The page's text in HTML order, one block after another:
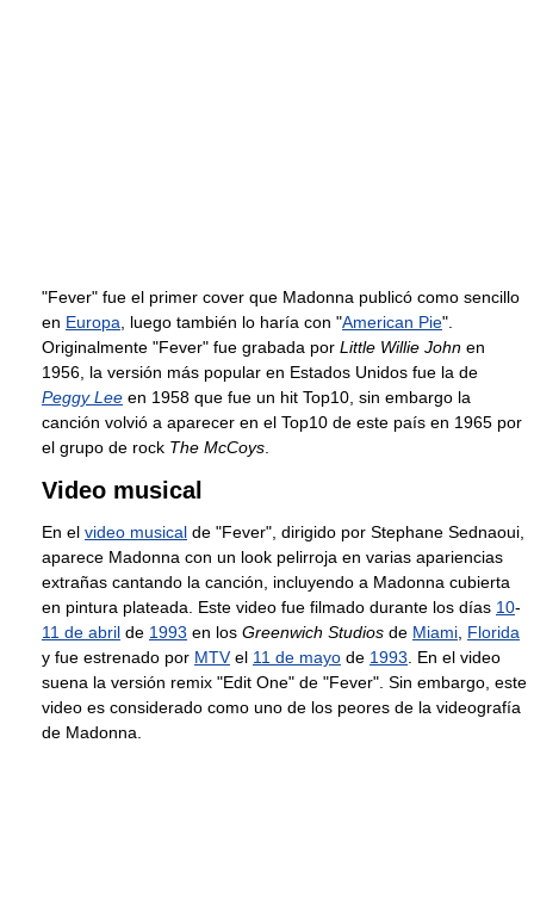
"Fever" fue el primer cover que Madonna publicó como sencillo
en Europa , luego también lo haría con "American Pie".
Originalmente "Fever" fue grabada por Little Willie John en
1956, la versión más popular en Estados Unidos fue la de
Peggy Lee en 1958 que fue un hit Top10, sin embargo la
canción volvió a aparecer en el Top10 de este país en 1965 por
el grupo de rock The McCoys
Video musical
En el video musical de "Fever", dirigido por Stephane Sednaoui,
aparece Madonna con un look pelirroja en varias apariencias
extrañas cantando la canción, incluyendo a Madonna cubierta
en pintura plateada. Este video fue filmado durante los días 10-
11 de abril de 1993 en los Greenwich Studios de Miami Florida
y fue estrenado por MTVel 11 de mayo de 1993 . En el video
suena la versión remix "Edit One" de "Fever". Sin embargo, este
video es considerado como uno de los peores de la videografía
de Madonna.